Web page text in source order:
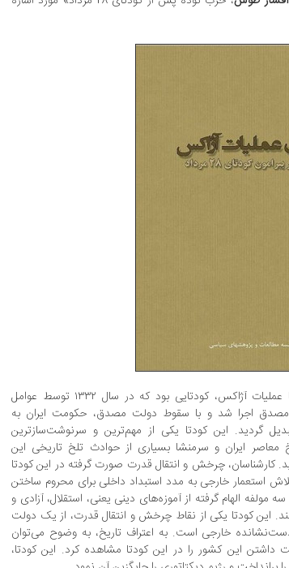
کودتای ۲۸ مرداد، یا عملیات آژاکس، کودتایی بود که در سال ۱۳۳۲ توسط عوامل
اجرا شد و با سقوط دولت مصدق، حکومت ایران به
گردید. این کودتا یکی از مهم‌ترین و سرنوشت‌ساز‌ترین
معاصر ایران و سرمنشا بسیاری از حوادث تلخ تاریخی این
کارشناسان، چرخش و انتقال قدرت صورت گرفته در این کودتا
استعمار خارجی به مدد استبداد داخلی برای محروم ساختن
مولفه الهام گرفته از آموزه‌های دینی یعنی، استقلال، آزادی و
این کودتا یکی از نقاط چرخش و انتقال قدرت، از یک دولت
خارجی است. به اعتراف تاریخ، به وضوح می‌توان
داشتن این کشور را در این کودتا مشاهده کرد. این کودتا،